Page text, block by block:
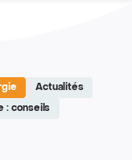
Actualités
: conseils